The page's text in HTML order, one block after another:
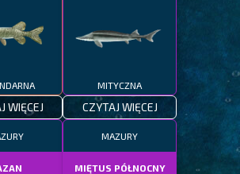
WIĘCEJ
MITYCZNA
CZYTAJ WIĘCEJ
MAZURY
MIĘTUS PÓŁNOCNY